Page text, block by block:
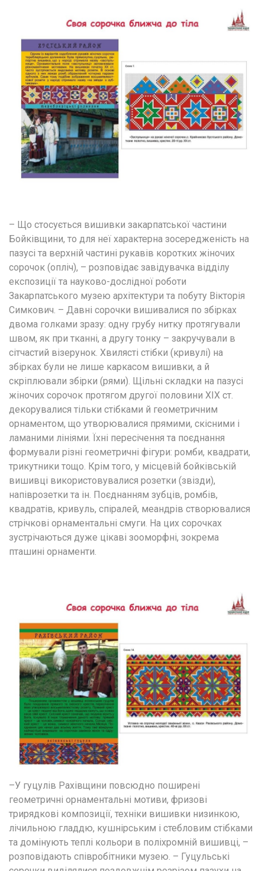
– Що стосується вишивки закарпатської частини
Бойківщини, то для неї характерна зосередженість на
пазусі та верхній частині рукавів коротких жіночих
сорочок (опліч), – розповідає завідувачка відділу
експозиції та науково-дослідної роботи
Закарпатського музею архітектури та побуту Вікторія
Симкович. – Давні сорочки вишивалися по збірках
двома голками зразу: одну грубу нитку протягували
швом, як при тканні, а другу тонку – закручували в
сітчастий візерунок. Хвилясті стібки (кривулі) на
збірках були не лише каркасом вишивки, а й
скріплювали збірки (рями). Щільні складки на пазусі
жіночих сорочок протягом другої половини ХІХ ст.
декорувалися тільки стібками й геометричним
орнаментом, що утворювалися прямими, скісними і
ламаними лініями. Їхні пересічення та поєднання
формували різні геометричні фігури: ромби, квадрати,
трикутники тощо. Крім того, у місцевій бойківській
вишивці використовувалися розетки (звізди),
напіврозетки та ін. Поєднанням зубців, ромбів,
квадратів, кривуль, спіралей, меандрів створювалися
стрічкові орнаментальні смуги. На цих сорочках
зустрічаються дуже цікаві зооморфні, зокрема
пташині орнаменти.
–У гуцулів Рахівщини повсюдно поширені
геометричні орнаментальні мотиви, фризові
трирядкові композиції, техніки вишивки низинкою,
лічильною гладдю, кушнірським і стебловим стібками
та домінують теплі кольори в поліхромній вишивці, –
розповідають співробітники музею. – Гуцульські